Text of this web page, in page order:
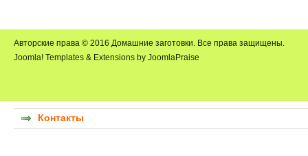
Авторские права © 2016 Домашние заготовки. Все права защищены.
Joomla! Templates & Extensions by JoomlaPraise
Контакты